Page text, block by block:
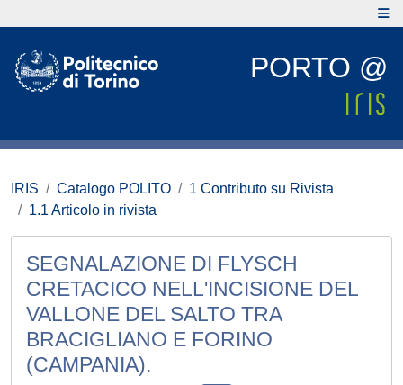
PORTO @
IRIS Catalogo POLITO
1 Contributo su Rivista
1.1 Articolo in rivista
SEGNALAZIONE DI FLYSCH
CRETACICO NELL'INCISIONE DEL
VALLONE DEL SALTO TRA
BRACIGLIANO E FORINO
(CAMPANIA).